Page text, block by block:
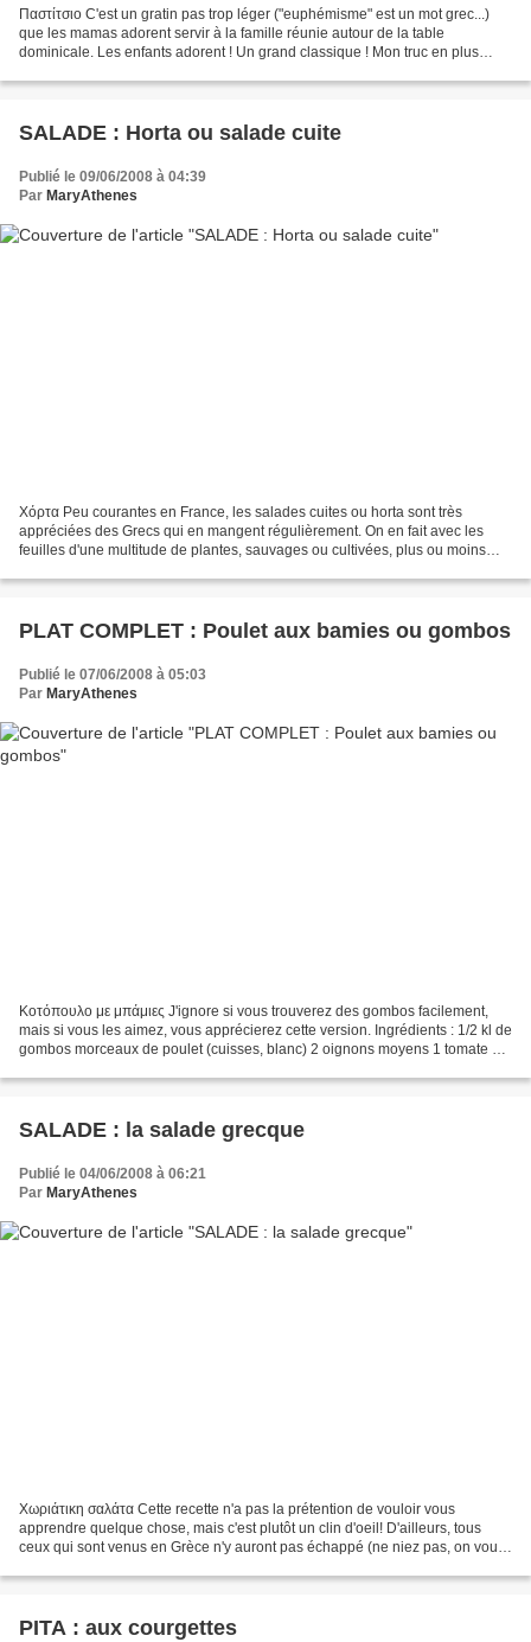
Παστίτσιο C'est un gratin pas trop léger ("euphémisme" est un mot grec...)
que les mamas adorent servir à la famille réunie autour de la table
dominicale. Les enfants adorent ! Un grand classique ! Mon truc en plus
SALADE : Horta ou salade cuite
Publié le 09/06/2008 à 04:39
Par MaryAthenes
Χόρτα Peu courantes en France, les salades cuites ou horta sont très
appréciées des Grecs qui en mangent régulièrement. On en fait avec les
feuilles d'une multitude de plantes, sauvages ou cultivées, plus ou moins
PLAT COMPLET : Poulet aux bamies ou gombos
Publié le 07/06/2008 à 05:03
Par MaryAthenes
Κοτόπουλο με μπάμιες J'ignore si vous trouverez des gombos facilement,
mais si vous les aimez, vous apprécierez cette version. Ingrédients : 1/2 kl de
gombos morceaux de poulet (cuisses, blanc) 2 oignons moyens 1 tomate 1
SALADE : la salade grecque
Publié le 04/06/2008 à 06:21
Par MaryAthenes
Χωριάτικη σαλάτα Cette recette n'a pas la prétention de vouloir vous
apprendre quelque chose, mais c'est plutôt un clin d'oeil! D'ailleurs, tous
ceux qui sont venus en Grèce n'y auront pas échappé (ne niez pas, on vous
PITA : aux courgettes